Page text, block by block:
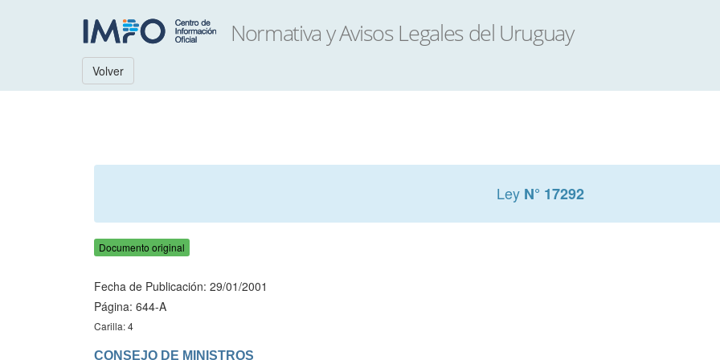
Volver
Ley N° 17292
Documento original
Fecha de Publicación: 29/01/2001
Página: 644-A
Carilla: 4
CONSEJO DE MINISTROS